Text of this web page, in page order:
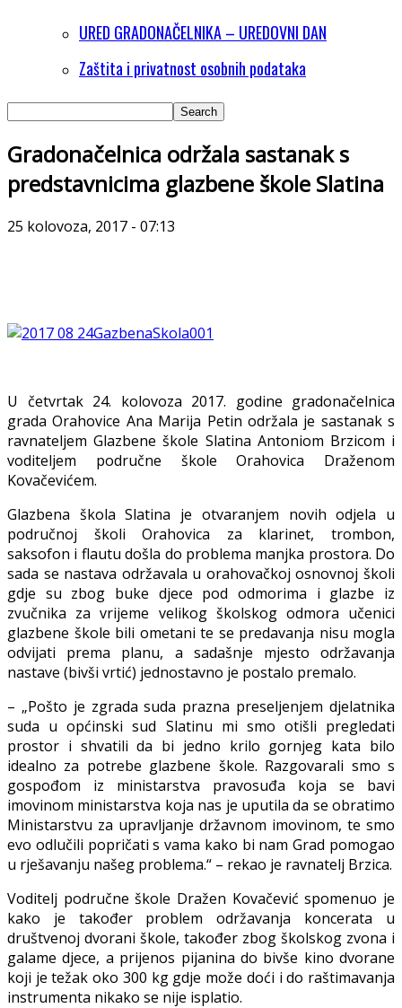
URED GRADONAČELNIKA – UREDOVNI DAN
Zaštita i privatnost osobnih podataka
Gradonačelnica održala sastanak s
predstavnicima glazbene škole Slatina
25 kolovoza, 2017 - 07:13
U četvrtak 24. kolovoza 2017. godine gradonačelnica
grada Orahovice Ana Marija Petin održala je sastanak s
ravnateljem Glazbene škole Slatina Antoniom Brzicom i
voditeljem područne škole Orahovica Draženom
Kovačevićem.
Glazbena škola Slatina je otvaranjem novih odjela u
područnoj školi Orahovica za klarinet, trombon,
saksofon i flautu došla do problema manjka prostora. Do
sada se nastava održavala u orahovačkoj osnovnoj školi
gdje su zbog buke djece pod odmorima i glazbe iz
zvučnika za vrijeme velikog školskog odmora učenici
glazbene škole bili ometani te se predavanja nisu mogla
odvijati prema planu, a sadašnje mjesto održavanja
nastave (bivši vrtić) jednostavno je postalo premalo.
– „Pošto je zgrada suda prazna preseljenjem djelatnika
suda u općinski sud Slatinu mi smo otišli pregledati
prostor i shvatili da bi jedno krilo gornjeg kata bilo
idealno za potrebe glazbene škole. Razgovarali smo s
gospođom iz ministarstva pravosuđa koja se bavi
imovinom ministarstva koja nas je uputila da se obratimo
Ministarstvu za upravljanje državnom imovinom, te smo
evo odlučili popričati s vama kako bi nam Grad pomogao
u rješavanju našeg problema.“ – rekao je ravnatelj Brzica.
Voditelj područne škole Dražen Kovačević spomenuo je
kako je također problem održavanja koncerata u
društvenoj dvorani škole, također zbog školskog zvona i
galame djece, a prijenos pijanina do bivše kino dvorane
koji je težak oko 300 kg gdje može doći i do raštimavanja
instrumenta nikako se nije isplatio.